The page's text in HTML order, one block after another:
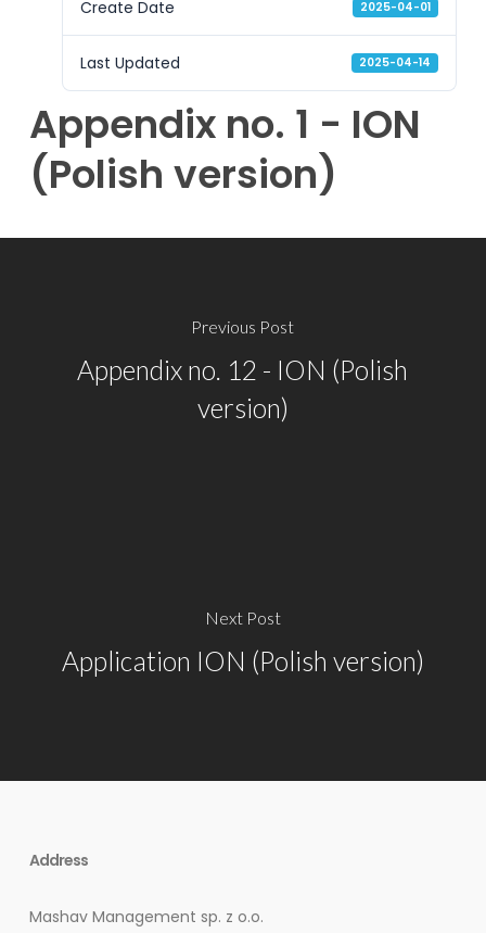
Create Date 2025-04-01
Last Updated 2025-04-14
Appendix no. 1 - ION
(Polish version)
Previous Post
Appendix no. 12 - ION (Polish
version)
Next Post
Application ION (Polish version)
Address
Mashav Management sp. z o.o.